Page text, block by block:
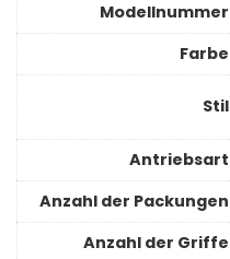
Modellnummer
Farbe
Stil
Antriebsart
Anzahl der Packungen
Anzahl der Griffe